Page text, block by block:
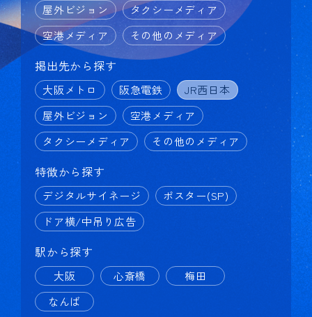
屋外ビジョン
タクシーメディア
空港メディア
その他のメディア
掲出先から探す
大阪メトロ 阪急電鉄
JR西日本
屋外ビジョン
空港メディア
タクシーメディア
その他のメディア
特徴から探す
デジタルサイネージ
ポスター(SP)
ドア横/中吊り広告
駅から探す
大阪 心斎橋
梅田
なんば